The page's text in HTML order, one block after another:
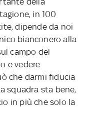
in 100
dipende da noi
bianconero alla
campo del
e vedere
che darmi fiducia
squadra sta bene,
in più che solo la